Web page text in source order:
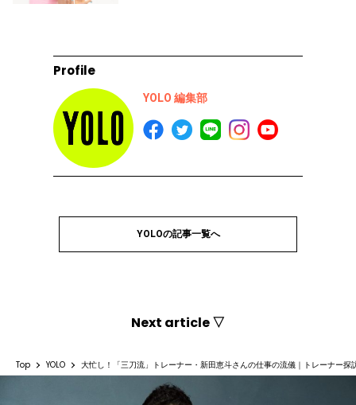
Profile
YOLO 編集部
YOLOの記事一覧へ
Next article ▽
Top YOLO 大忙し！「三刀流」トレーナー・新田恵斗さんの仕事の流儀｜トレーナー探